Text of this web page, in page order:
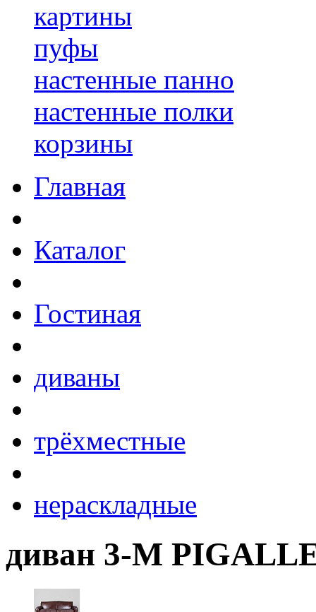
картины
пуфы
настенные панно
настенные полки
корзины
Главная
Каталог
Гостиная
диваны
трёхместные
нераскладные
диван 3-М